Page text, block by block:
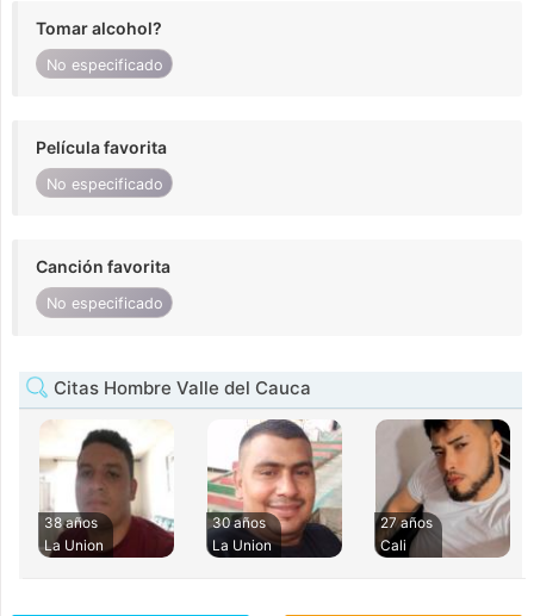
Tomar alcohol?
No especificado
Película favorita
No especificado
Canción favorita
No especificado
Citas Hombre Valle del Cauca
38 años
La Union
30 años
La Union
27 años
Cali